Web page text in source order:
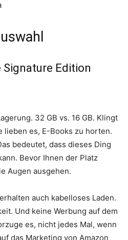
Edition
32 GB vs. 16 GB. Klingt
lieben es, E-Books zu horten.
bedeutet, dass dieses Ding
Bevor Ihnen der Platz
Augen ausgehen.
auch kabelloses Laden.
Und keine Werbung auf dem
es, nicht jedes Mal, wenn
das Marketing von Amazon